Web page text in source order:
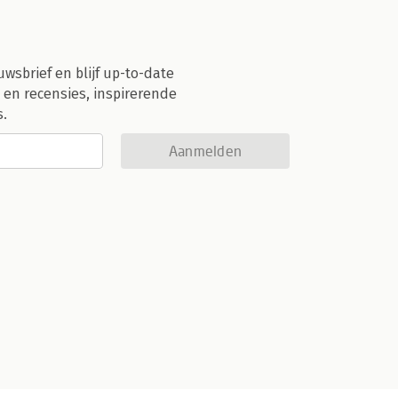
en blijf up-to-date
recensies, inspirerende
Aanmelden